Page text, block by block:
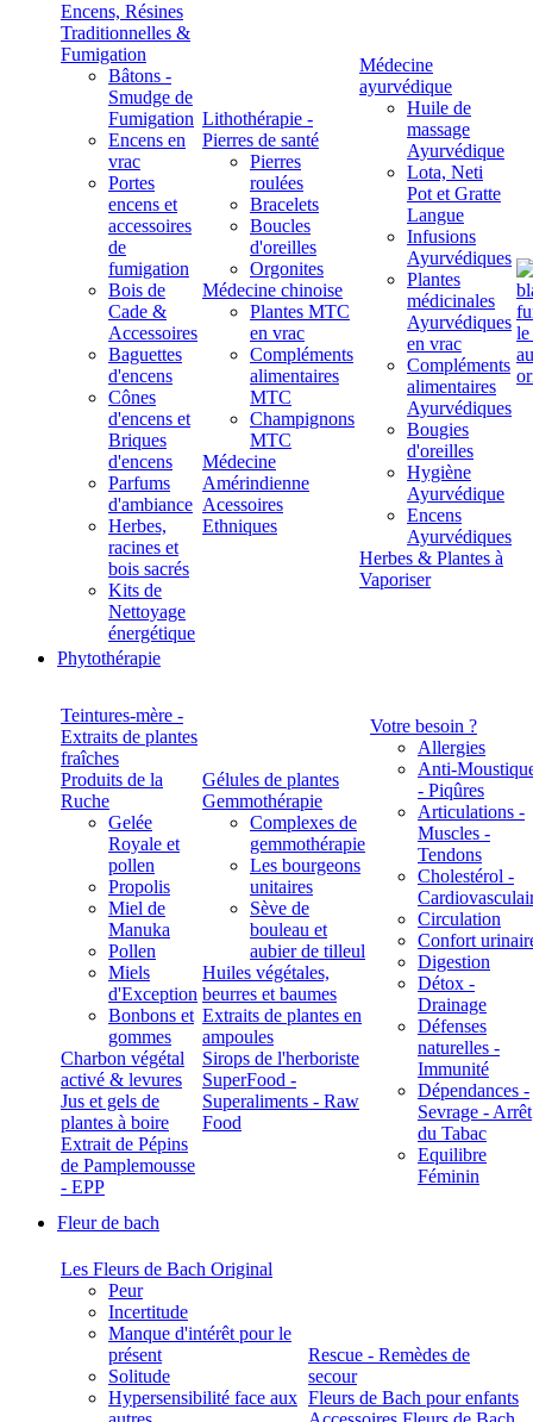
Encens, Résines
Traditionnelles &
Fumigation
Bâtons -
Smudge de
Fumigation
Encens en
vrac
Portes
encens et
accessoires
de
fumigation
Bois de
Cade &
Accessoires
Baguettes
d'encens
Cônes
d'encens et
Briques
d'encens
Parfums
d'ambiance
Herbes,
racines et
bois sacrés
Kits de
Nettoyage
énergétique
Lithothérapie -
Pierres de santé
Pierres
roulées
Bracelets
Boucles
d'oreilles
Orgonites
Médecine chinoise
Plantes MTC
en vrac
Compléments
alimentaires
MTC
Champignons
MTC
Médecine
Amérindienne
Acessoires
Ethniques
Médecine
ayurvédique
Huile de
massage
Ayurvédique
Lota, Neti
Pot et Gratte
Langue
Infusions
Ayurvédiques
Plantes
médicinales
Ayurvédiques
en vrac
Compléments
alimentaires
Ayurvédiques
Bougies
d'oreilles
Hygiène
Ayurvédique
Encens
Ayurvédiques
Herbes & Plantes à
Vaporiser
Phytothérapie
Teintures-mère -
Extraits de plantes
fraîches
Produits de la
Ruche
Gelée
Royale et
pollen
Propolis
Miel de
Manuka
Pollen
Miels
d'Exception
Bonbons et
gommes
Charbon végétal
activé & levures
Jus et gels de
plantes à boire
Extrait de Pépins
de Pamplemousse
- EPP
Gélules de plantes
Gemmothérapie
Complexes de
gemmothérapie
Les bourgeons
unitaires
Sève de
bouleau et
aubier de tilleul
Huiles végétales,
beurres et baumes
Extraits de plantes en
ampoules
Sirops de l'herboriste
SuperFood -
Superaliments - Raw
Food
Votre besoin ?
Allergies
Anti-
- Piqûres
Articulations -
Muscles -
Tendons
Cholestérol -
Circulation
Confort
Digestion
Détox -
Drainage
Défenses
naturelles -
Immunité
Dépendances -
Sevrage - Arrêt
du Tabac
Equilibre
Féminin
Fleur de bach
Les Fleurs de Bach Original
Peur
Incertitude
Manque d'intérêt pour le
présent
Solitude
Hypersensibilité face aux
Rescue - Remèdes de
secour
Fleurs de Bach pour enfants